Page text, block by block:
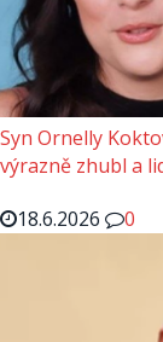
Syn Ornelly
výrazně zhubl a
18.6.2026
0